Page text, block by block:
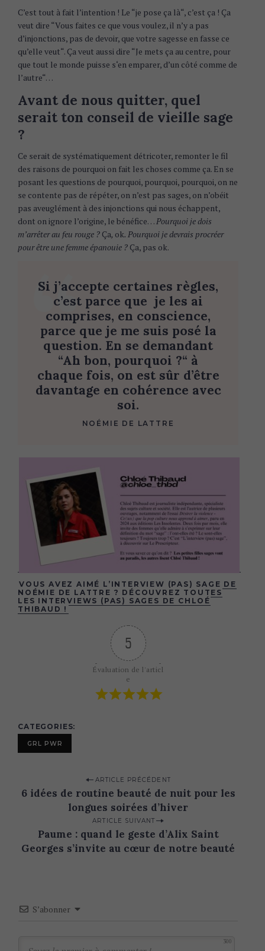
C’est tout à fait l’intention ! Le “je pose ça là“, c’est ça ! Ça
veut dire “Vous faites ce que vous voulez, il n’y a pas
d’injonctions, pas de devoir, que votre sagesse en fasse ce
qu’elle veut“. Ça veut aussi dire “Je mets ça au centre, pour
que tout le monde puisse s‘en emparer, d’un côté comme de
l’autre“…
Avant de nous quitter, quel
serait ton conseil de vieille sage
?
Ce serait de systématiquement détricoter, remonter le fil
des raisons de pourquoi on fait les choses comme ça. En se
posant les questions de pourquoi, pourquoi, pourquoi, on ne
se contente pas de répéter, on n’est pas sages, on n’obéit
pas aveuglément à des injonctions qui nous échappent,
dont on ignore l’origine, le bénéfice…Pourquoi je dois
m’arrêter au feu rouge ? Ça, ok. Pourquoi je devrais procréer
pour être une femme épanouie ? Ça, pas ok.
Si j’accepte certaines règles,
c’est parce que je les ai
comprises, en conscience,
parce que je me suis posé la
question. En se demandant
“Ah bon, pourquoi ?“ à
chaque fois, on est sûr d’être
davantage en cohérence avec
soi.
NOÉMIE DE LATTRE
VOUS AVEZ AIMÉ L’INTERVIEW (PAS) SAGE DE
NOÉMIE DE LATTRE ? DÉCOUVREZ TOUTES
LES INTERVIEWS (PAS) SAGES DE CHLOÉ
THIBAUD !
5
Évaluation de l'articl
e
CATEGORIES
GRL PWR
o
n
i
ARTICLE PRÉCÉDENT
6 idées de routine beauté de nuit pour les
longues soirées d’hiver
ARTICLE SUIVANT
Paume : quand le geste d’Alix Saint
Georges s’invite au cœur de notre beauté
S’abonner
300